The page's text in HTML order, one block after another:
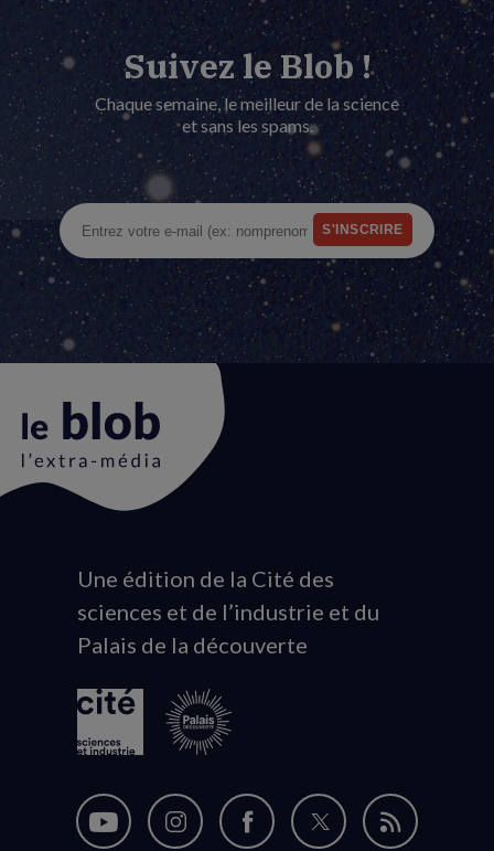
Suivez le Blob !
Chaque semaine, le meilleur de la science
et sans les spams.
Animation
du
logo
Une édition de la Cité des
sciences et de l’industrie et du
Palais de la découverte
Nous
Nous
Nous
Nous
Flux